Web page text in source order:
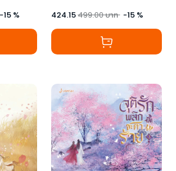
-15 % 424.15499.00บาท -15 %